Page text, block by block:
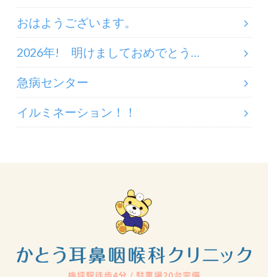
おはようございます。
2026年! 明けましておめでとう…
急病センター
イルミネーション！！